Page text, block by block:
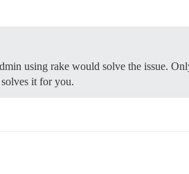
using rake would solve the issue.
it for you.